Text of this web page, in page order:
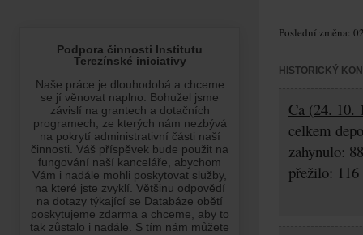
Poslední změna:
HISTORICKÝ
Ca (24. 10.
celkem
zahynulo:
přežilo: 116